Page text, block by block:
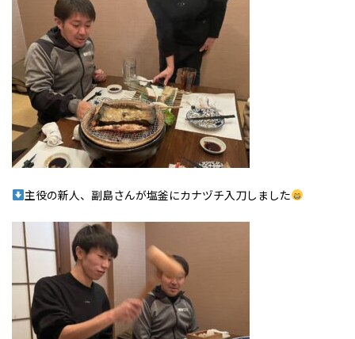
主役の新人、副島さんが塩釜にカナヅチ入刀しました